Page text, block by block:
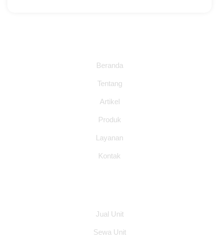
Beranda
Tentang
Artikel
Produk
Layanan
Kontak
Jual Unit
Sewa Unit